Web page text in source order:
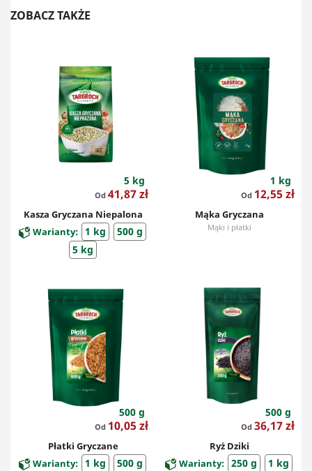
ZOBACZ TAKŻE
5 kg
Od Cena
41,87 zł
Kasza Gryczana Niepalona
Warianty: 1 kg
500 g
5 kg
1 kg
Od Cena
12,55 zł
Mąka Gryczana
Mąki i płatki
500 g
Od Cena
10,05 zł
Płatki Gryczane
Warianty: 1 kg 500 g
500 g
Od Cena
36,17 zł
Ryż Dziki
Warianty: 250 g
1 kg